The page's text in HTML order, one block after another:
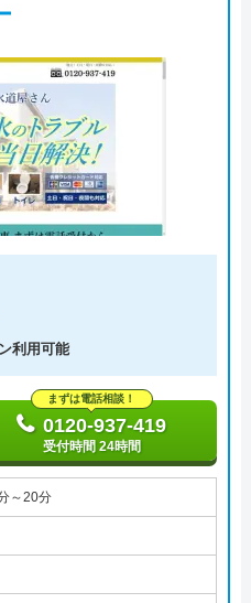
利用可能
まずは電話相談！
0120-937-419
受付時間 24時間
～20分